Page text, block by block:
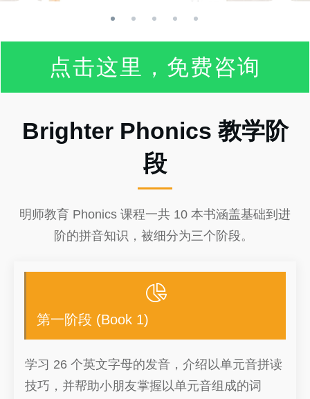
点击这里，免费咨询
Brighter Phonics 教学阶
段
明师教育 Phonics 课程一共 10 本书涵盖基础到进
阶的拼音知识，被细分为三个阶段。
第一阶段 (Book 1)
学习 26 个英文字母的发音，介绍以单元音拼读
技巧，并帮助小朋友掌握以单元音组成的词